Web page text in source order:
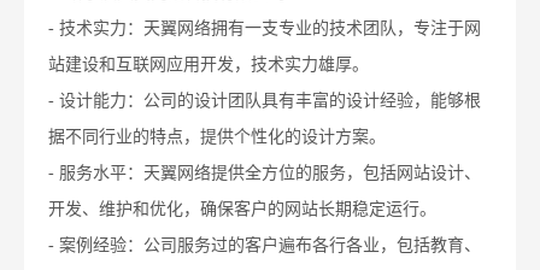
- 技术实力：天翼网络拥有一支专业的技术团队，专注于网
站建设和互联网应用开发，技术实力雄厚。
- 设计能力：公司的设计团队具有丰富的设计经验，能够根
据不同行业的特点，提供个性化的设计方案。
- 服务水平：天翼网络提供全方位的服务，包括网站设计、
开发、维护和优化，确保客户的网站长期稳定运行。
- 案例经验：公司服务过的客户遍布各行各业，包括教育、